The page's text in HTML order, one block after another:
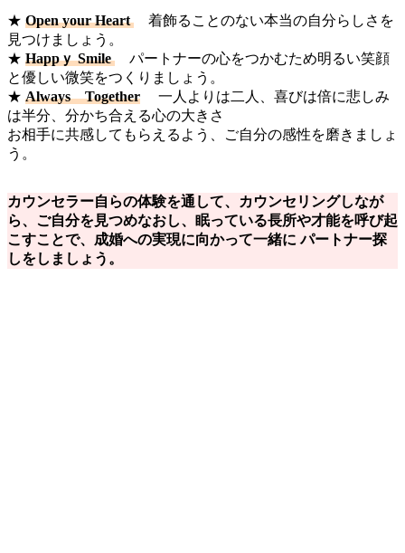
★ Open your Heart
着飾ることのない本当の自分らしさを
見つけましょう。
★ Happｙ Smile
パートナーの心をつかむため明るい笑顔
と優しい微笑をつくりましょう。
★ Always Together 一人よりは二人、喜びは倍に悲しみ
は半分、分かち合える心の大きさ
お相手に共感してもらえるよう、ご自分の感性を磨きましょ
う。
カウンセラー自らの体験を通して、カウンセリングしなが
ら、ご自分を見つめなおし、眠っている長所や才能を呼び起
こすことで、成婚への実現に向かって一緒に パートナー探
しをしましょう。